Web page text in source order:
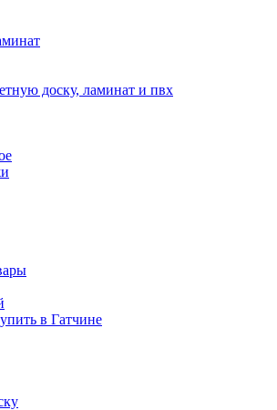
доску, ламинат и пвх
в Гатчине